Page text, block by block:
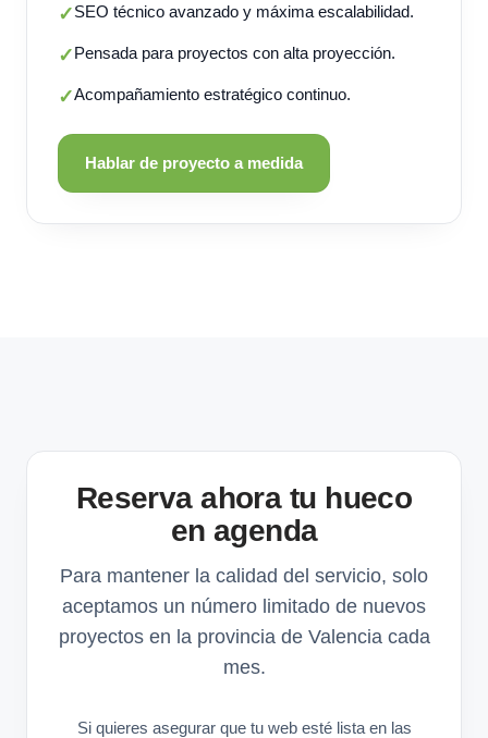
✓SEO técnico avanzado y máxima escalabilidad.
✓Pensada para proyectos con alta proyección.
✓Acompañamiento estratégico continuo.
Hablar de proyecto a medida
Reserva ahora tu hueco
en agenda
Para mantener la calidad del servicio, solo
aceptamos un número limitado de nuevos
proyectos en la provincia de Valencia cada
mes.
Si quieres asegurar que tu web esté lista en las